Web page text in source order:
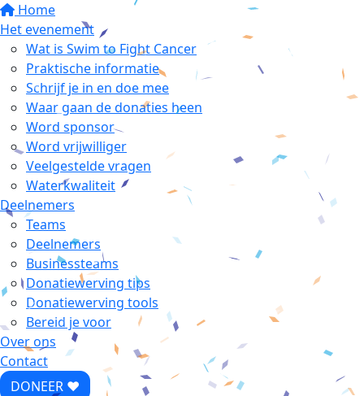
Home
Het evenement
Wat is Swim to Fight Cancer
Praktische informatie
Schrijf je in en doe mee
Waar gaan de donaties heen
Word sponsor
Word vrijwilliger
Veelgestelde vragen
Waterkwaliteit
Deelnemers
Teams
Deelnemers
Businessteams
Donatiewerving tips
Donatiewerving tools
Bereid je voor
Over ons
Contact
DONEER ♥